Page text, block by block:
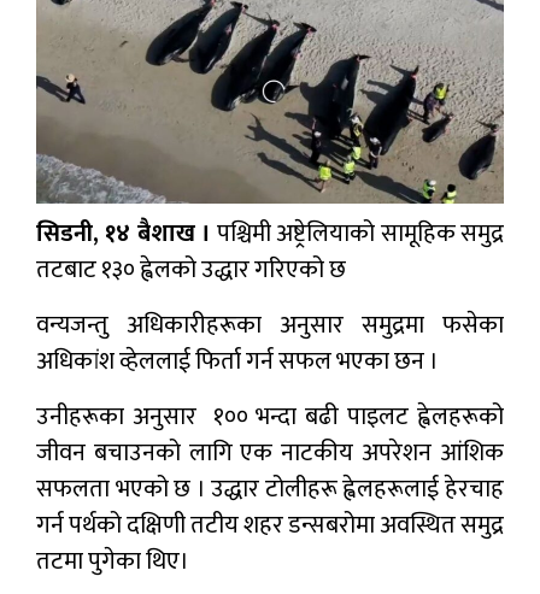
सिडनी, १४ बैशाख । पश्चिमी अष्ट्रेलियाको सामूहिक समुद्र
तटबाट १३० ह्वेलको उद्धार गरिएको छ
वन्यजन्तु अधिकारीहरूका अनुसार समुद्रमा फसेका
अधिकांश व्हेललाई फिर्ता गर्न सफल भएका छन ।
उनीहरूका अनुसार १०० भन्दा बढी पाइलट ह्वेलहरूको
जीवन बचाउनको लागि एक नाटकीय अपरेशन आंशिक
सफलता भएको छ । उद्धार टोलीहरू ह्वेलहरूलाई हेरचाह
गर्न पर्थको दक्षिणी तटीय शहर डन्सबरोमा अवस्थित समुद्र
तटमा पुगेका थिए।